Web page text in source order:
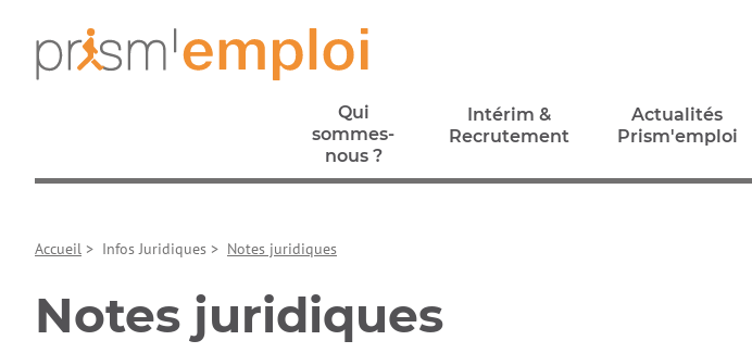
Prism’emploi, retour à l'accueil
Qui
sommes-
nous ?
sommes-
nous ?
Intérim &
Recrutement
Actualités
Prism'emploi
Accueil > Infos Juridiques > Notes juridiques
Notes juridiques